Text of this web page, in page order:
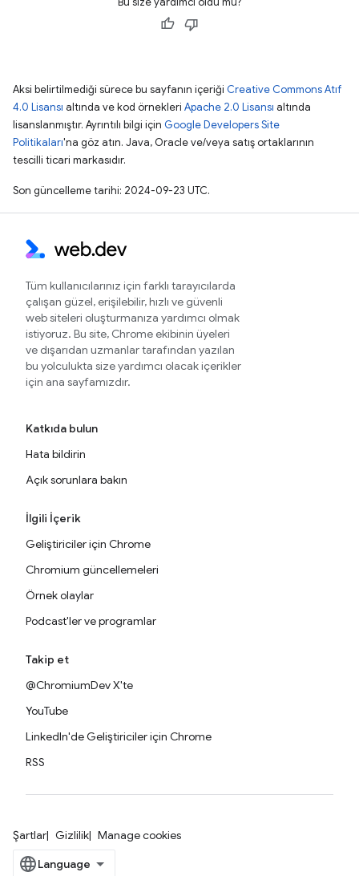
Aksi belirtilmediği sürece bu sayfanın içeriği Creative Commons Atıf
4.0 Lisansı altında ve kod örnekleri Apache 2.0 Lisansı altında
lisanslanmıştır. Ayrıntılı bilgi için Google Developers Site
Politikaları'na göz atın. Java, Oracle ve/veya satış ortaklarının
tescilli ticari markasıdır.
Son güncelleme tarihi: 2024-09-23 UTC.
Tüm kullanıcılarınız için farklı tarayıcılarda
çalışan güzel, erişilebilir, hızlı ve güvenli
web siteleri oluşturmanıza yardımcı olmak
istiyoruz. Bu site, Chrome ekibinin üyeleri
ve dışarıdan uzmanlar tarafından yazılan
bu yolculukta size yardımcı olacak içerikler
için ana sayfamızdır.
Katkıda bulun
Hata bildirin
Açık sorunlara bakın
İlgili İçerik
Geliştiriciler için Chrome
Chromium güncellemeleri
Örnek olaylar
Podcast'ler ve programlar
Takip et
@ChromiumDev X'te
YouTube
LinkedIn'de Geliştiriciler için Chrome
RSS
Şartlar Gizlilik Manage cookies